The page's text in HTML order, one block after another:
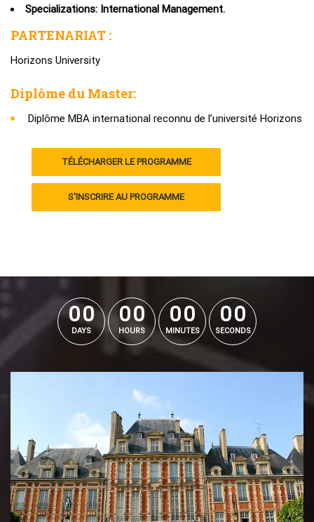
Specializations: International Management.
PARTENARIAT :
Horizons University
Diplôme du Master:
Diplôme MBA international reconnu de l’université Horizons
TÉLÉCHARGER LE PROGRAMME
S'INSCRIRE AU PROGRAMME
00
00
DAYS
00
00
HOURS
00
00
MINUTES
00
00
SECONDS